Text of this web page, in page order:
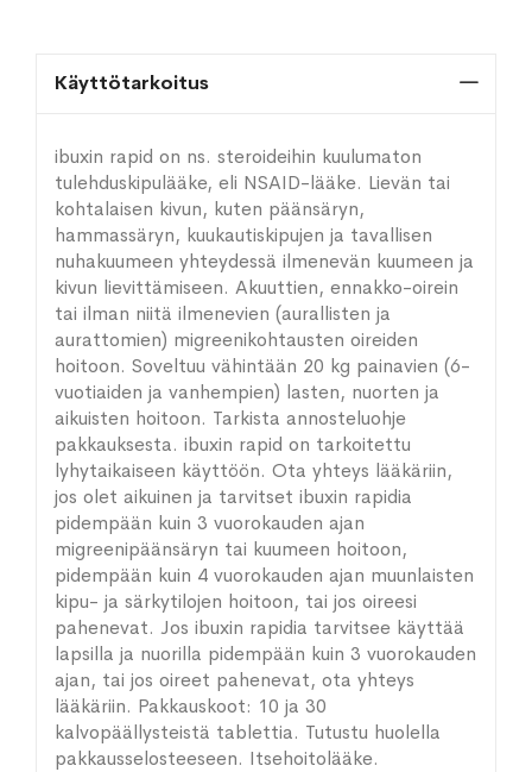
Käyttötarkoitus
ibuxin rapid on ns. steroideihin kuulumaton
tulehduskipulääke, eli NSAID-lääke. Lievän tai
kohtalaisen kivun, kuten päänsäryn,
hammassäryn, kuukautiskipujen ja tavallisen
nuhakuumeen yhteydessä ilmenevän kuumeen ja
kivun lievittämiseen. Akuuttien, ennakko-oirein
tai ilman niitä ilmenevien (aurallisten ja
aurattomien) migreenikohtausten oireiden
hoitoon. Soveltuu vähintään 20 kg painavien (6-
vuotiaiden ja vanhempien) lasten, nuorten ja
aikuisten hoitoon. Tarkista annosteluohje
pakkauksesta. ibuxin rapid on tarkoitettu
lyhytaikaiseen käyttöön. Ota yhteys lääkäriin,
jos olet aikuinen ja tarvitset ibuxin rapidia
pidempään kuin 3 vuorokauden ajan
migreenipäänsäryn tai kuumeen hoitoon,
pidempään kuin 4 vuorokauden ajan muunlaisten
kipu- ja särkytilojen hoitoon, tai jos oireesi
pahenevat. Jos ibuxin rapidia tarvitsee käyttää
lapsilla ja nuorilla pidempään kuin 3 vuorokauden
ajan, tai jos oireet pahenevat, ota yhteys
lääkäriin. Pakkauskoot: 10 ja 30
kalvopäällysteistä tablettia. Tutustu huolella
pakkausselosteeseen. Itsehoitolääke.